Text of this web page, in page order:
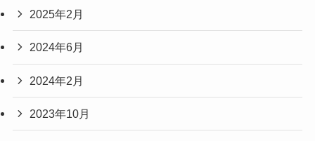
2025年2月
2024年6月
2024年2月
2023年10月